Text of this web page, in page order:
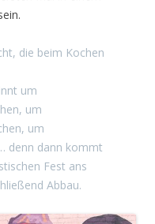
die beim Kochen
um
um
um
denn dann kommt
Fest ans
Abbau.